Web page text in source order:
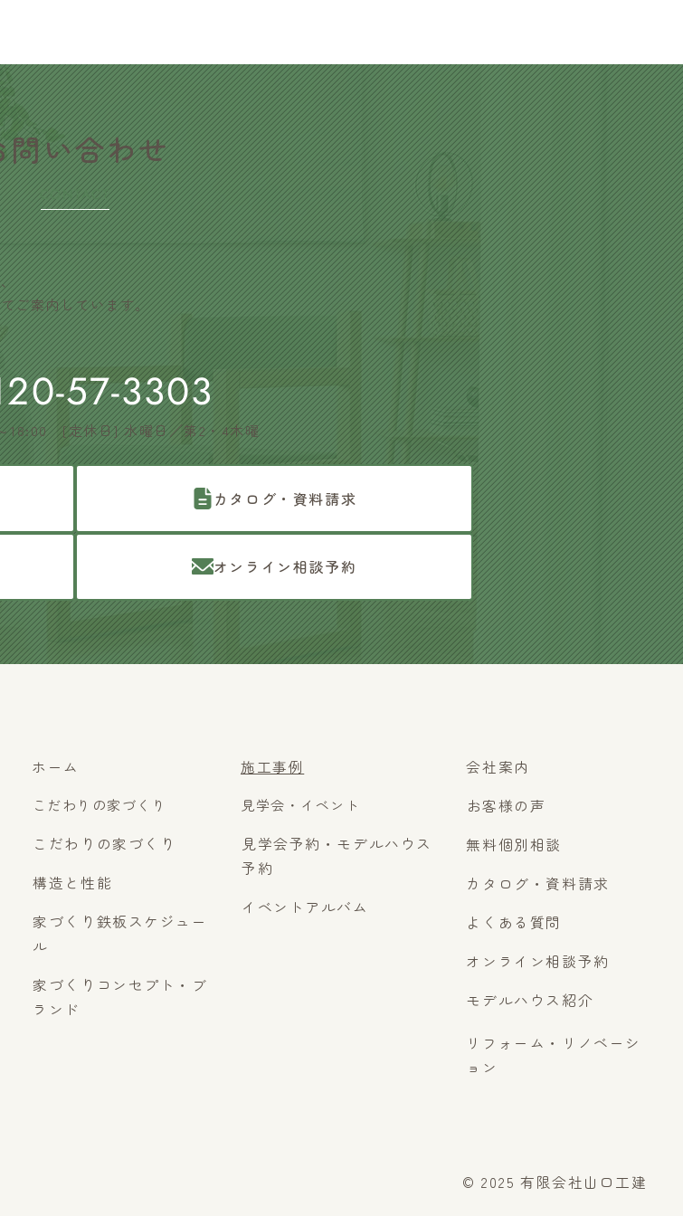
問い合わせ
CONTACT
ご案内しています。
57-3303
18:00 [定休日] 水曜日／第2・4木曜
カタログ・資料請求
オンライン相談予約
ホーム
こだわりの家づくり
こだわりの家づくり
構造と性能
家づくり鉄板スケジュー
ル
家づくりコンセプト・ブ
ランド
施工事例
見学会・イベント
見学会予約・モデルハウス
予約
イベントアルバム
会社案内
無料個別相談
カタログ・資料請求
お客様の声
よくある質問
オンライン相談予約
モデルハウス紹介
リフォーム・リノベーシ
ョン
© 2025 有限会社山口工建